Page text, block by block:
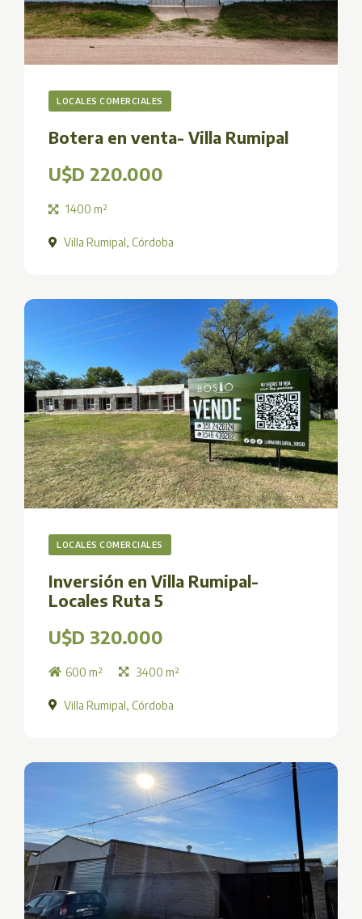
LOCALES COMERCIALES
Botera en venta- Villa Rumipal
U$D 220.000
1400 m²
Villa Rumipal, Córdoba
LOCALES COMERCIALES
Inversión en Villa Rumipal-
Locales Ruta 5
U$D 320.000
600 m² 3400 m²
Villa Rumipal, Córdoba